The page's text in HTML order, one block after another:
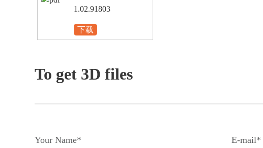
1.02.91803
下载
To get 3D files
Your Name* E-mail*